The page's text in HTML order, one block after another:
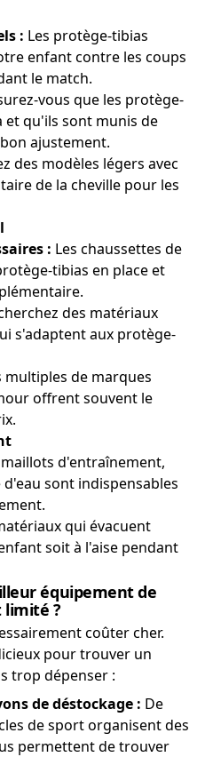
: Les protège-tibias
enfant contre les coups
le match.
vous que les protège-
qu'ils sont munis de
ajustement.
des modèles légers avec
de la cheville pour les
: Les chaussettes de
tibias en place et
des matériaux
s'adaptent aux protège-
multiples de marques
offrent souvent le
maillots d'entraînement,
sont indispensables
qui évacuent
soit à l'aise pendant
équipement de
limité ?
coûter cher.
pour trouver un
trop dépenser :
de déstockage : De
de sport organisent des
permettent de trouver